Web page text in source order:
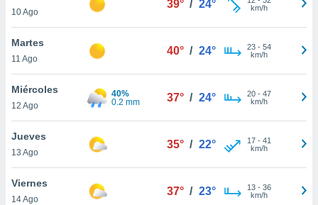
más
nuestra
y
de
disponible
10 Ago
39° / 24°
km/h
Martes
11 Ago
40° / 24° 23- 54
km/h
Miércoles
12 Ago
40%
0.2 mm
37° / 24° 20- 47
km/h
Jueves
13 Ago
35° / 22° 17- 41
km/h
Viernes
14 Ago
37° / 23° 13- 36
km/h